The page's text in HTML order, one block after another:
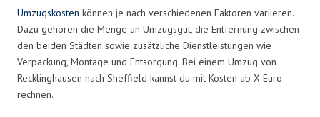
Umzugskosten können je nach verschiedenen Faktoren variieren.
Dazu gehören die Menge an Umzugsgut, die Entfernung zwischen
den beiden Städten sowie zusätzliche Dienstleistungen wie
Verpackung, Montage und Entsorgung. Bei einem Umzug von
Recklinghausen nach Sheffield kannst du mit Kosten ab X Euro
rechnen.